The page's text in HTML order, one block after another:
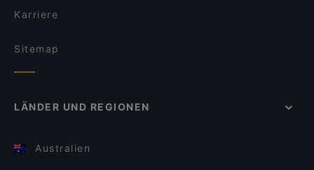
Karriere
Sitemap
LÄNDER UND REGIONEN
Australien